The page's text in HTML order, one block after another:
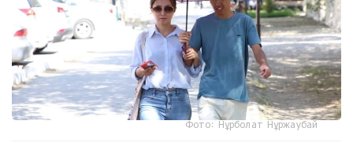
Фото: Нұрболат Нұржаубай